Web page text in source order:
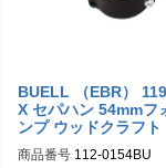
BUELL （EBR）
X セパハン 54mmフ
ンプ ウッドクラフト
商品番号 112-0154BU